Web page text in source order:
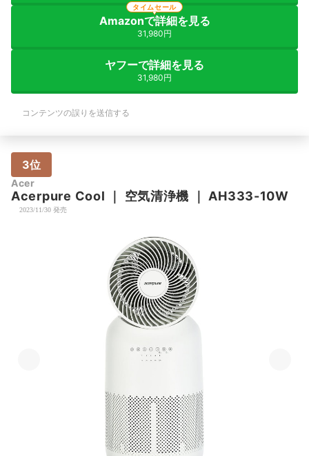
Amazonで詳細を見る
31,980円
タイムセール
ヤフーで詳細を見る
31,980円
コンテンツの誤りを送信する
3位
Acer
Acerpure Cool ｜ 空気清浄機 ｜ AH333-10W
2023/11/30 発売